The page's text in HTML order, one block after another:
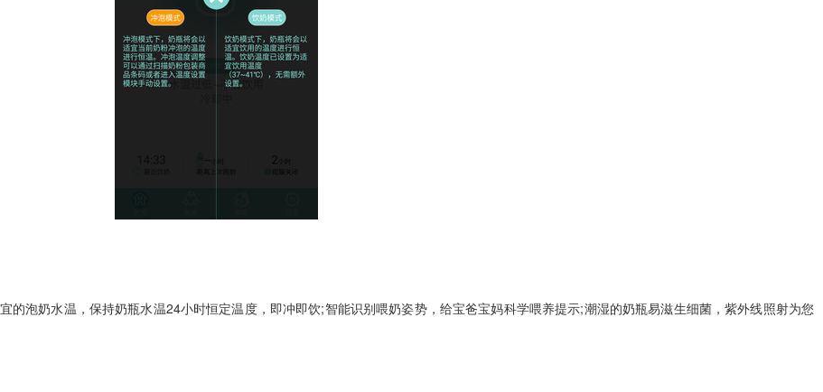
泡奶水温，保持奶瓶水温24小时恒定温度，即冲即饮;智能识别喂奶姿势，给宝爸宝妈科学喂养提示;潮湿的奶瓶易滋生细菌，紫外线照射为您